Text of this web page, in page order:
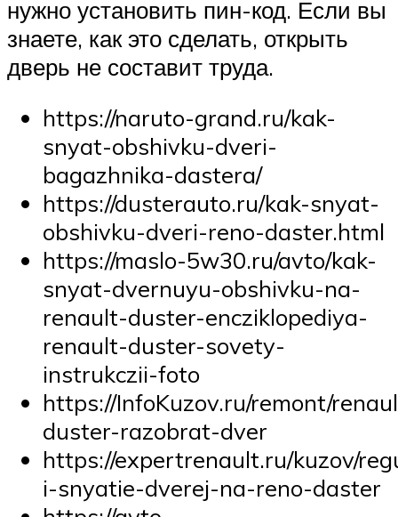
нужно установить пин-код. Если вы
знаете, как это сделать, открыть
дверь не составит труда.
https://naruto-grand.ru/kak-
snyat-obshivku-dveri-
bagazhnika-dastera/
https://dusterauto.ru/kak-snyat-
obshivku-dveri-reno-daster.html
https://maslo-5w30.ru/avto/kak-
snyat-dvernuyu-obshivku-na-
renault-duster-encziklopediya-
renault-duster-sovety-
instrukczii-foto
https://InfoKuzov.ru/remont/
duster-razobrat-dver
https://expertrenault.ru/kuzov/
i-snyatie-dverej-na-reno-daster